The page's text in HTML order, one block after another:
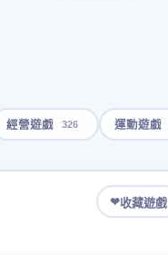
經營遊戲 326 運動遊戲
❤收藏遊戲